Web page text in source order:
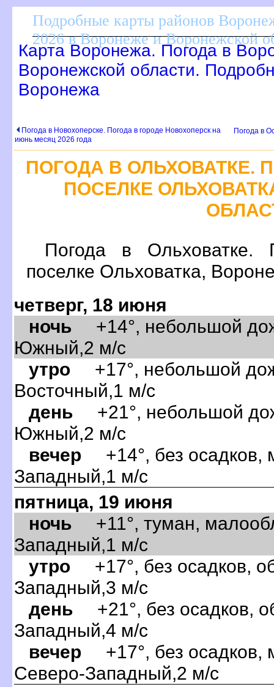
Подробные карты районов
2026 в Воронеже и Воронежской
Карта Воронежа. Погода в
оронежской области.
оронежа
Погода в Новохоперске. Погода в городе Новохоперск на
июнь месяц 2026 года
Погода в
ПОГОДА В
ПОСЕЛКЕ
Погода в
поселке Ольховатка,
четверг, 18 июня
ночь +14°, небольшой
Южный,2 м/с
утро +17°, небольшой
осточный,1 м/с
день +21°, небольшой
Южный,2 м/с
ечер +14°, без осадков,
Западный,1 м/с
пятница, 19 июня
ночь +11°, туман,
Западный,1 м/с
утро +17°, без осадков,
Западный,3 м/с
день +21°, без осадков,
Западный,4 м/с
ечер +17°, без осадков,
Северо-Западный,2 м/с